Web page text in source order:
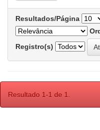
Resultados/Página
Registro(s)
Resultado 1-1 de 1.